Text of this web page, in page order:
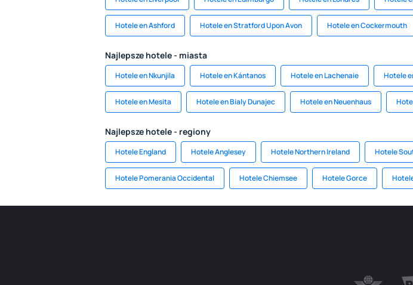
Hotele en Ashford Hotele en Stratford Upon Avon Hotele en Cockermouth
Najlepsze hotele - miasta
Hotele en Nkunjila Hotele en Kántanos Hotele en Lachenaie Hotele
Hotele en Mesita Hotele en Bialy Dunajec Hotele en Neuenhaus
Najlepsze hotele - regiony
Hotele England Hotele Anglesey Hotele Northern Ireland Hotele
Hotele Pomerania Occidental Hotele Chiemsee Hotele Gorce